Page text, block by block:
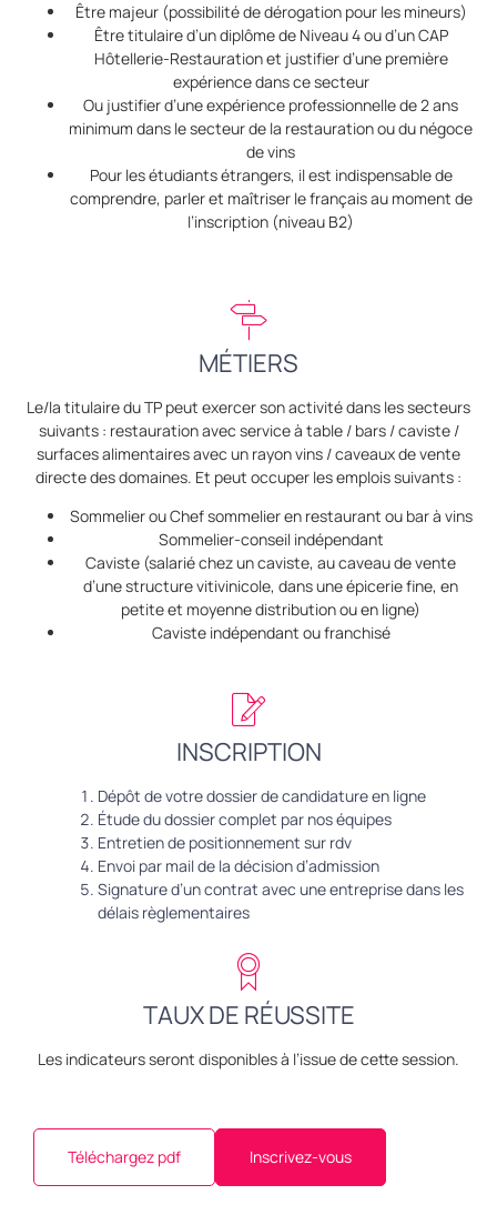
Être majeur (possibilité de dérogation pour les mineurs)
Être titulaire d’un diplôme de Niveau 4 ou d’un CAP
Hôtellerie-Restauration et justifier d’une première
expérience dans ce secteur
Ou justifier d’une expérience professionnelle de 2 ans
minimum dans le secteur de la restauration ou du négoce
de vins
Pour les étudiants étrangers, il est indispensable de
comprendre, parler et maîtriser le français au moment de
l’inscription (niveau B2)
MÉTIERS
Le/la titulaire du TP peut exercer son activité dans les secteurs
suivants : restauration avec service à table / bars / caviste /
surfaces alimentaires avec un rayon vins / caveaux de vente
directe des domaines. Et peut occuper les emplois suivants :
Sommelier ou Chef sommelier en restaurant ou bar à vins
Sommelier-conseil indépendant
Caviste (salarié chez un caviste, au caveau de vente
d’une structure vitivinicole, dans une épicerie fine, en
petite et moyenne distribution ou en ligne)
Caviste indépendant ou franchisé
INSCRIPTION
Dépôt de votre dossier de candidature en ligne
Étude du dossier complet par nos équipes
Entretien de positionnement sur rdv
Envoi par mail de la décision d’admission
Signature d’un contrat avec une entreprise dans les
délais règlementaires
TAUX DE RÉUSSITE
Les indicateurs seront disponibles à l’issue de cette session.
Téléchargez pdf Inscrivez-vous